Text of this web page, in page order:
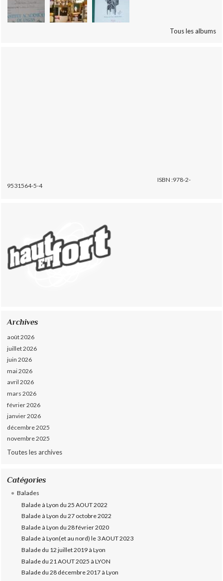
Tous les albums
ISBN :978-2-
9531564-5-4
Archives
août 2026
juillet 2026
juin 2026
mai 2026
avril 2026
mars 2026
février 2026
janvier 2026
décembre 2025
novembre 2025
Toutes les archives
Catégories
Balades
Balade à Lyon du 25 AOUT 2022
Balade à Lyon du 27 octobre 2022
Balade à Lyon du 28 février 2020
Balade à Lyon(et au nord) le 3 AOUT 2023
Balade du 12 juillet 2019 à Lyon
Balade du 21 AOUT 2025 à LYON
Balade du 28 décembre 2017 à Lyon